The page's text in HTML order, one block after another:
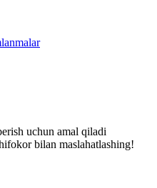
uchun amal qiladi
bilan maslahatlashing!